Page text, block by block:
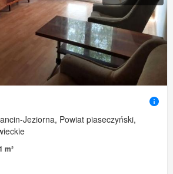
Jeziorna, Powiat piaseczyński,
m²